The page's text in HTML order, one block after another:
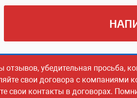
убедительная просьба,
свои договора с компаниями
свои контакты в договорах.